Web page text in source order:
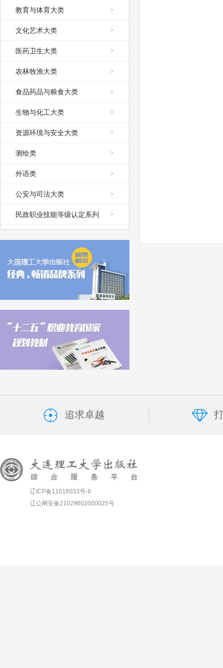
教育与体育大类 >
文化艺术大类 >
医药卫生大类 >
农林牧渔大类 >
食品药品与粮食大类 >
生物与化工大类 >
资源环境与安全大类 >
测绘类 >
外语类 >
公安与司法大类 >
民政职业技能等级认定系列 >
追求卓越
辽ICP备11016033号-6
辽公网安备21029602000025号